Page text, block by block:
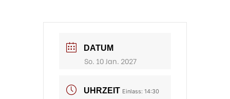
DATUM
So. 10 Jan. 2027
UHRZEIT Einlass: 14:30